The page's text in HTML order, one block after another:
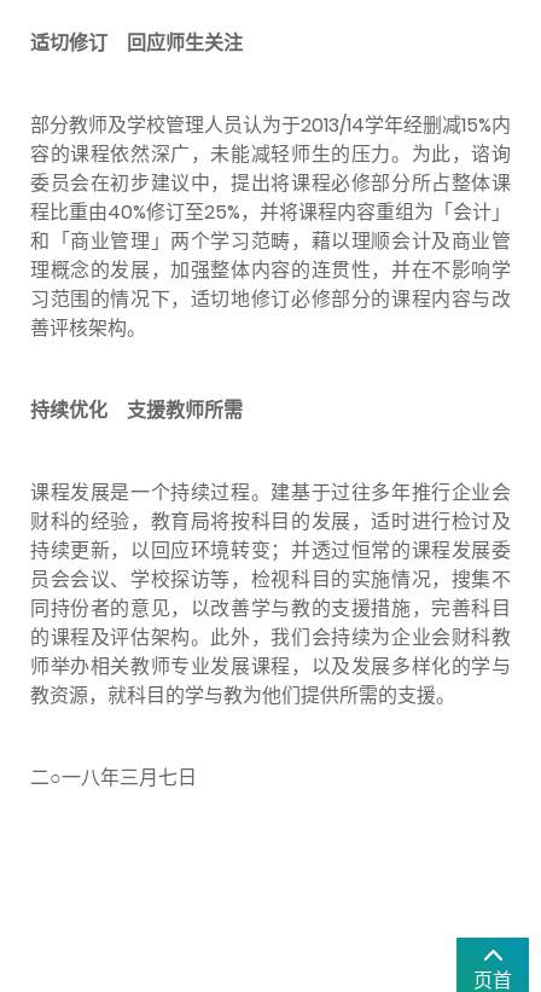
适切修订 回应师生关注
部分教师及学校管理人员认为于2013/14学年经删减15%内
容的课程依然深广，未能减轻师生的压力。为此，谘询
委员会在初步建议中，提出将课程必修部分所占整体课
程比重由40%修订至25%，并将课程内容重组为「会计」
和「商业管理」两个学习范畴，藉以理顺会计及商业管
理概念的发展，加强整体内容的连贯性，并在不影响学
习范围的情况下，适切地修订必修部分的课程内容与改
善评核架构。
持续优化 支援教师所需
课程发展是一个持续过程。建基于过往多年推行企业会
财科的经验，教育局将按科目的发展，适时进行检讨及
持续更新，以回应环境转变；并透过恒常的课程发展委
员会会议、学校探访等，检视科目的实施情况，搜集不
同持份者的意见，以改善学与教的支援措施，完善科目
的课程及评估架构。此外，我们会持续为企业会财科教
师举办相关教师专业发展课程，以及发展多样化的学与
教资源，就科目的学与教为他们提供所需的支援。
二○一八年三月七日
页首